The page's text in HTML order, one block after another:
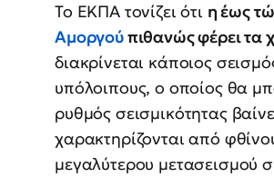
Το ΕΚΠΑ τονίζει ότι η έως
Αμοργούπιθανώς φέρει τα
διακρίνεται κάποιος
υπόλοιπους, ο οποίος θα
ρυθμός σεισμικότητας
χαρακτηρίζονται από
μεγαλύτερου μετασεισμού